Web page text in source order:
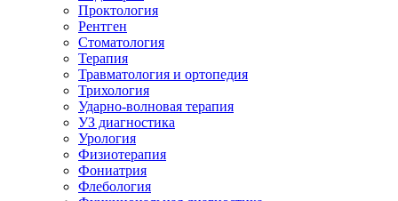
Проктология
Рентген
Стоматология
Терапия
Травматология и ортопедия
Трихология
Ударно-волновая терапия
УЗ диагностика
Урология
Физиотерапия
Фониатрия
Флебология